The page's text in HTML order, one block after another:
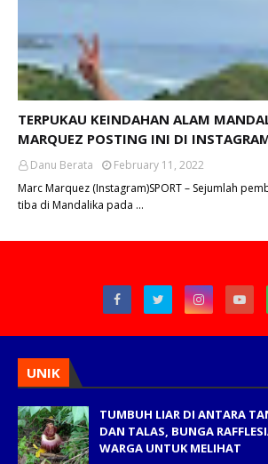
TERPUKAU KEINDAHAN ALAM
MARQUEZ POSTING INI DI
Danu Berata
February 11, 2022
Marc Marquez (Instagram)SPORT – Sejumlah
tiba di Mandalika pada …
UNIK
TUMBUH LIAR DI ANTARA
DAN TALAS, BUNGA
WARGA UNTUK MELIHAT